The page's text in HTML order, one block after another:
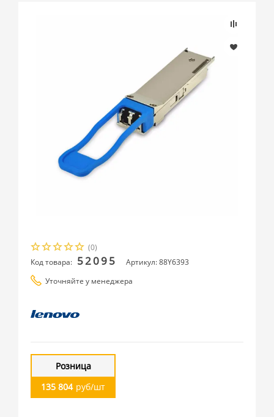
(0)
Код товара: 52095
Артикул: 88Y6393
Уточняйте у менеджера
Розница
135 804 руб/шт